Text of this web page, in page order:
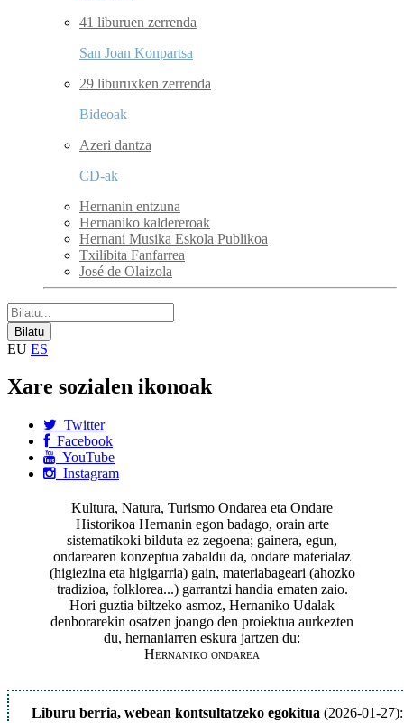
41 liburuen zerrenda
San Joan Konpartsa
29 liburuxken zerrenda
Bideoak
Azeri dantza
CD-ak
Hernanin entzuna
Hernaniko kaldereroak
Hernani Musika Eskola Publikoa
Txilibita Fanfarrea
José de Olaizola
EU ES
Xare sozialen ikonoak
Twitter
Facebook
YouTube
Instagram
Kultura, Natura, Turismo Ondarea eta Ondare
Historikoa Hernanin egon badago, orain arte
sistematikoki bilduta ez zegoena; gainera, egun,
ondarearen konzeptua zabaldu da, ondare materialaz
(higiezina eta higigarria) gain, materiabageari (ahozko
tradizioa, folklorea...) garrantzi handia ematen zaio.
Hori guztia biltzeko asmoz, Hernaniko Udalak
denborarekin osatzen joango den proiektua aurkezten
du, hernaniarren eskura jartzen du:
Hernaniko ondarea
Liburu berria, webean kontsultatzeko egokitua (2026-01-27):